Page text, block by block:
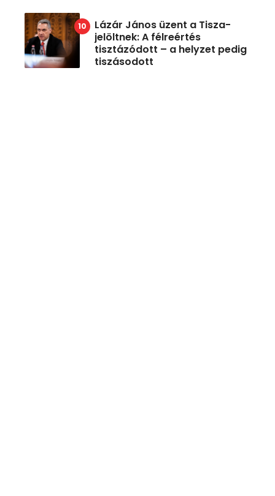
Lázár János üzent a Tisza-
jelöltnek: A félreértés
tisztázódott – a helyzet pedig
tiszásodott